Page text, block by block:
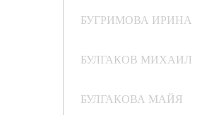
БУГРИМОВА ИРИНА
БУЛГАКОВ МИХАИЛ
БУЛГАКОВА МАЙЯ